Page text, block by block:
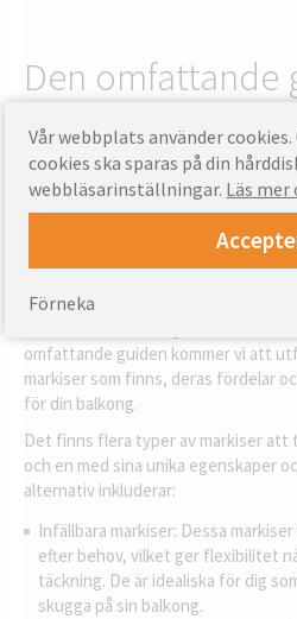
Den omfattande
ditt
När det gäller att maximera
de mest effektiva sätten att göra
bara skugga och skydd mot väder
omfattande guiden kommer vi att
markiser som finns, deras fördelar
för din balkong.
Det finns flera typer av markiser att
och en med sina unika egenskaper
alternativ inkluderar:
Infällbara markiser: Dessa
efter behov, vilket ger flexibilitet
täckning. De är idealiska för dig
skugga på sin balkong.
Vår webbplats använder
cookies ska sparas på din
webbläsarinställningar. Läs mer
Förneka